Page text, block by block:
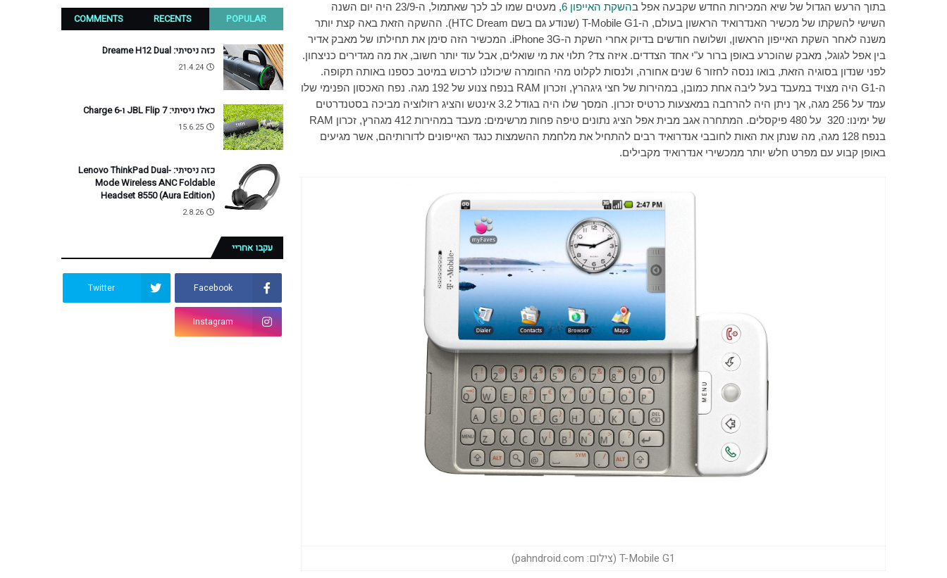
בתוך הרעש הגדול של שיא המכירות החדש שקבעה אפל בהשקת האייפון 6
, מעטים שמו לב לכך שאתמול, ה-23/9 היה יום השנה
השישי להשקתו של מכשיר האנדרואיד הראשון בעולם, ה-T-Mobile G1 (שנודע גם בשם HTC Dream). ההשקה הזאת באה קצת יותר
משנה לאחר השקת האייפון הראשון, ושלושה חודשים בדיוק אחרי השקת ה-iPhone 3G. המכשיר הזה סימן את תחילתו של מאבק אדיר
בין אפל לגוגל, מאבק שהוכרע באופן ברור ע"י אחד הצדדים. איזה צד? תלוי את מי שואלים, אבל עוד יותר חשוב, את מה מגדירים כניצחון.
לפני שנדון בסוגיה הזאת, בואו ננסה לחזור 6 שנים אחורה, ולנסות לקלוט מהי החומרה שיכולנו לרכוש במיטב כספנו באותה תקופה.
ה-G1 היה מצויד במעבד בעל ליבה אחת כמובן, במהירות של חצי גיגהרץ, וזכרון RAM
בנפח צנוע של 192 מגה. נפח האכסון הפנימי שלו
עמד על 256 מגה, אך ניתן היה להרחבה במאצעות כרטיס זכרון. המסך שלו היה בגודל 3.2 אינטש והציג רזולוציה מביכה בסטנדרטים
של ימינו: 320
על 480 פיקסלים. המתחרה אגב מבית אפל הציג נתונים טיפה פחות מרשימים: מעבד במהירות 412 מגהרץ, זכרון
RAM
בנפח 128 מגה, מה שנתן את האות לחובבי אנדרואיד רבים להתחיל את מלחמת ההשמצות כנגד האייפונים לדורותיהם, אשר מגיעים
באופן קבוע עם מפרט חלש יותר ממכשירי אנדרואיד מקבילים.
T-Mobile G1 (צילום: pahndroid.com)
POPULAR
RECENTS
COMMENTS
כזה ניסיתי: Dreame H12 Dual
21.4.24
כאלו ניסיתי: JBL Flip 7 ו-Charge 6
15.6.25
כזה ניסיתי: Lenovo ThinkPad Dual-
Mode Wireless ANC Foldable
Headset 8550 (Aura Edition)
2.8.26
עקבו אחריי
Facebook
Twitter
Instagram